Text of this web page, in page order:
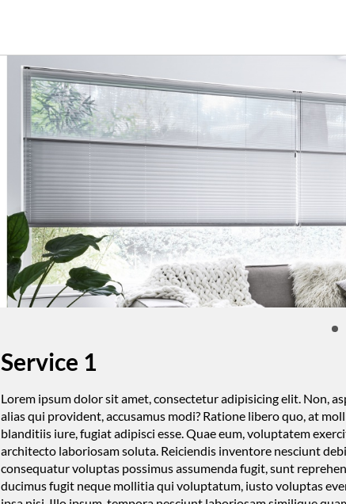
Service 1
Lorem ipsum dolor sit amet, consectetur adipisicing elit. Non,
alias qui provident, accusamus modi? Ratione libero quo, at
blanditiis iure, fugiat adipisci esse. Quae eum, voluptatem
architecto laboriosam soluta. Reiciendis inventore nesciunt
consequatur voluptas possimus assumenda fugit, sunt
ducimus fugit neque mollitia qui voluptatum, iusto voluptas